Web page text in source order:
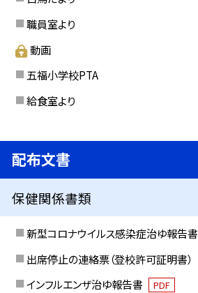
職員室より
動画
五福小学校PTA
給食室より
配布文書
保健関係書類
新型コロナウイルス感染症治ゆ報告書
出席停止の連絡票（登校許可証明書）
インフルエンザ治ゆ報告書 PDF